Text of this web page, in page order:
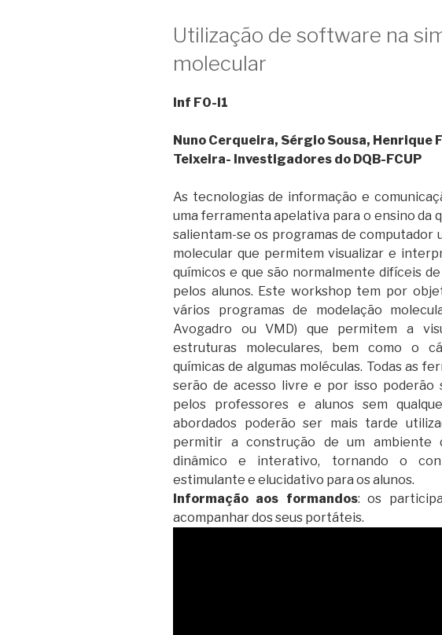
Utilização de software na
molecular
Inf F0-I1
Nuno Cerqueira, Sérgio Sousa, Henrique
Teixeira- Investigadores do DQB-FCUP
As tecnologias de informação e
uma ferramenta apelativa para o ensino da
salientam-se os programas de computador
molecular que permitem visualizar e
químicos e que são normalmente difíceis
pelos alunos. Este workshop tem por
vários programas de modelação
Avogadro ou VMD) que permitem a
estruturas moleculares, bem como o
químicas de algumas moléculas. Todas as
serão de acesso livre e por isso poderão
pelos professores e alunos sem
abordados poderão ser mais tarde
permitir a construção de um ambiente
dinâmico e interativo, tornando o
estimulante e elucidativo para os alunos.
Informação aos formandos: os
acompanhar dos seus portáteis.